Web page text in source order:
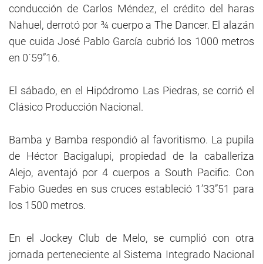
conducción de Carlos Méndez, el crédito del haras
Nahuel, derrotó por ¾ cuerpo a The Dancer. El alazán
que cuida José Pablo García cubrió los 1000 metros
en 0´59”16.
El sábado, en el Hipódromo Las Piedras, se corrió el
Clásico Producción Nacional.
Bamba y Bamba respondió al favoritismo. La pupila
de Héctor Bacigalupi, propiedad de la caballeriza
Alejo, aventajó por 4 cuerpos a South Pacific. Con
Fabio Guedes en sus cruces estableció 1’33”51 para
los 1500 metros.
En el Jockey Club de Melo, se cumplió con otra
jornada perteneciente al Sistema Integrado Nacional